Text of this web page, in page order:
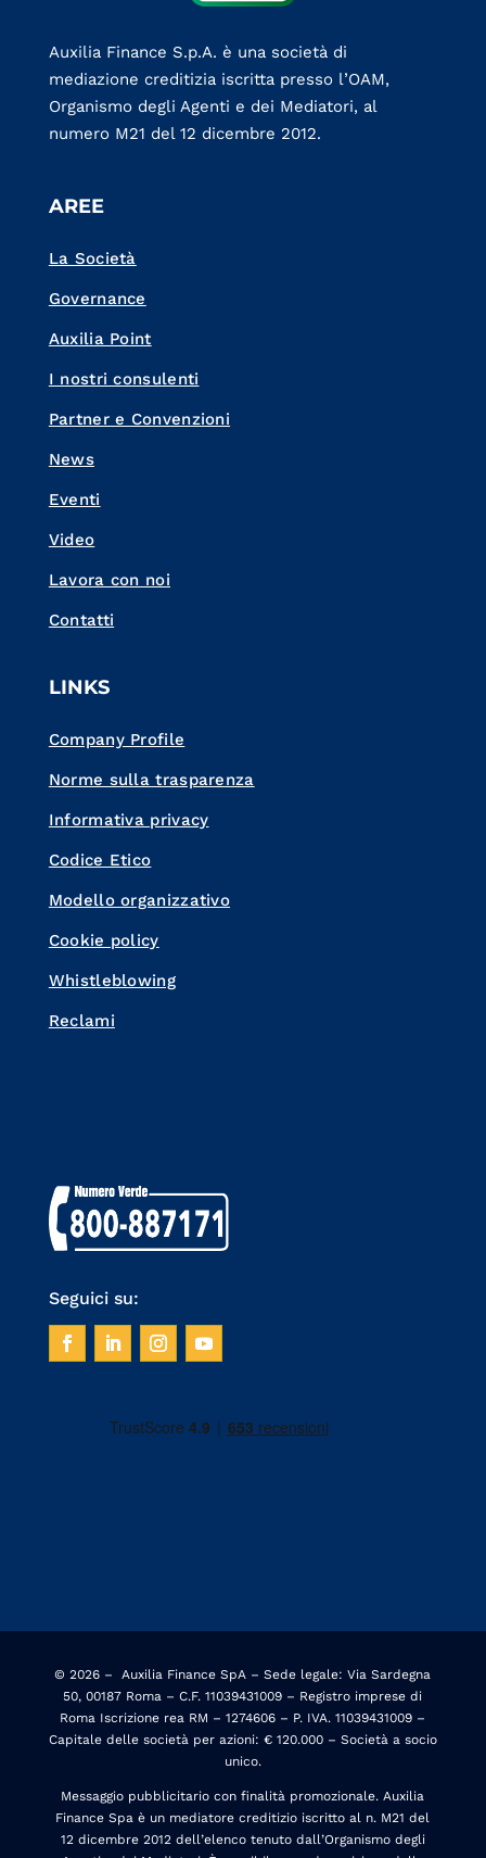
Auxilia Finance S.p.A. è una società di
mediazione creditizia iscritta presso l’OAM,
Organismo degli Agenti e dei Mediatori, al
numero M21 del 12 dicembre 2012.
AREE
La Società
Governance
Auxilia Point
I nostri consulenti
Partner e Convenzioni
News
Eventi
Video
Lavora con noi
Contatti
LINKS
Company Profile
Norme sulla trasparenza
Informativa privacy
Codice Etico
Modello organizzativo
Cookie policy
Whistleblowing
Reclami
Seguici su:
© 2026 –
Auxilia Finance SpA – Sede legale: Via Sardegna
50, 00187 Roma – C.F. 11039431009 – Registro imprese di
Roma Iscrizione rea RM – 1274606 – P. IVA. 11039431009 –
Capitale delle società per azioni: € 120.000 – Società a socio
unico.
Messaggio pubblicitario con finalità promozionale. Auxilia
Finance Spa è un mediatore creditizio iscritto al n. M21 del
12 dicembre 2012 dell’elenco tenuto dall’Organismo degli